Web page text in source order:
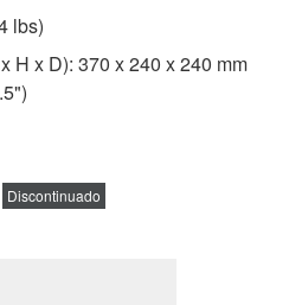
lbs)
H x D): 370 x 240 x 240 mm
Discontinuado